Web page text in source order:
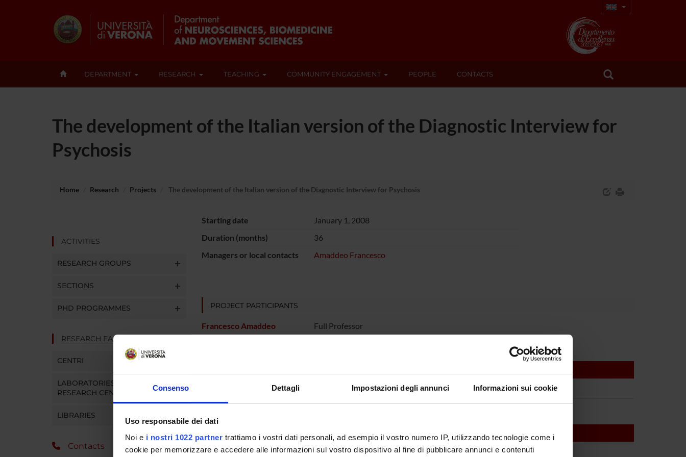
Consenso Dettagli Impostazioni degli annunci Informazioni sui cookie
Uso responsabile dei dati
Noi e i nostri 1022 partner trattiamo i vostri dati personali, ad esempio il vostro numero IP, utilizzando tecnologie come i
cookie per memorizzare e accedere alle informazioni sul vostro dispositivo al fine di pubblicare annunci e contenuti
DEPARTMENT RESEARCH TEACHING COMMUNITY ENGAGEMENT PEOPLE CONTACTS
The development of the Italian version of the Diagnostic Interview for
Psychosis
Home Research Projects The development of the Italian version of the Diagnostic Interview for Psychosis
ACTIVITIES
RESEARCH GROUPS
SECTIONS
PHD PROGRAMMES
RESEARCH FACILITIES
CENTRI
LABORATORIES AND
RESEARCH CENTRES
LIBRARIES
Contacts
Starting date
January 1, 2008
Duration (months)
36
Managers or local contacts
Amaddeo Francesco
PROJECT PARTICIPANTS
Francesco Amaddeo Full Professor
SECTIONS
Section of Psychiatry and Clinical Psychology